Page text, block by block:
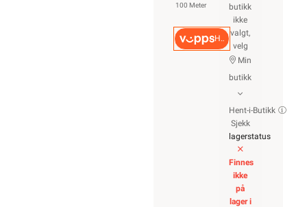
100 Meter
Hurtigkasse
butikk
ikke
valgt,
velg
Min
butikk
Hent-i-Butikk
Sjekk
lagerstatus
Finnes
ikke
på
lager i